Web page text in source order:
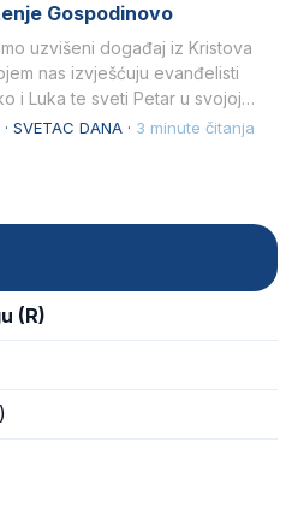
Gospodinovo
uzvišeni događaj iz Kristova
nas izvješćuju evanđelisti
i Luka te sveti Petar u svojoj
SVETAC DANA · 3 minute čitanja
(R)